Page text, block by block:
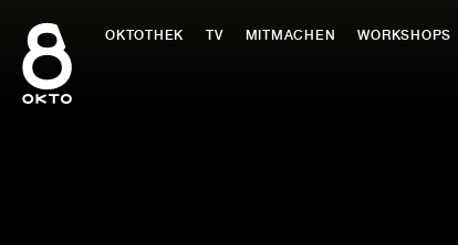
Inhalt
springen
OKTOTHEK TV MITMACHEN WORKSHOPS